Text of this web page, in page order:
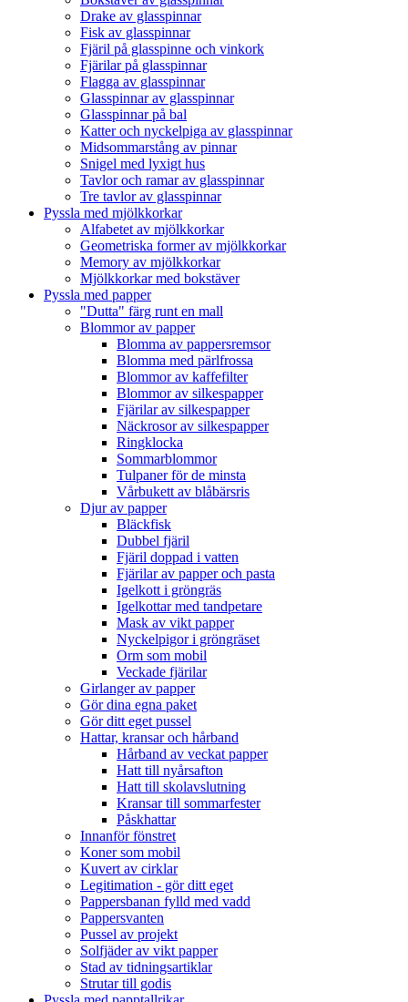
Drake av glasspinnar
Fisk av glasspinnar
Fjäril på glasspinne och vinkork
Fjärilar på glasspinnar
Flagga av glasspinnar
Glasspinnar av glasspinnar
Glasspinnar på bal
Katter och nyckelpiga av glasspinnar
Midsommarstång av pinnar
Snigel med lyxigt hus
Tavlor och ramar av glasspinnar
Tre tavlor av glasspinnar
Pyssla med mjölkkorkar
Alfabetet av mjölkkorkar
Geometriska former av mjölkkorkar
Memory av mjölkkorkar
Mjölkkorkar med bokstäver
Pyssla med papper
"Dutta" färg runt en mall
Blommor av papper
Blomma av pappersremsor
Blomma med pärlfrossa
Blommor av kaffefilter
Blommor av silkespapper
Fjärilar av silkespapper
Näckrosor av silkespapper
Ringklocka
Sommarblommor
Tulpaner för de minsta
Vårbukett av blåbärsris
Djur av papper
Bläckfisk
Dubbel fjäril
Fjäril doppad i vatten
Fjärilar av papper och pasta
Igelkott i gröngräs
Igelkottar med tandpetare
Mask av vikt papper
Nyckelpigor i gröngräset
Orm som mobil
Veckade fjärilar
Girlanger av papper
Gör dina egna paket
Gör ditt eget pussel
Hattar, kransar och hårband
Hårband av veckat papper
Hatt till nyårsafton
Hatt till skolavslutning
Kransar till sommarfester
Påskhattar
Innanför fönstret
Koner som mobil
Kuvert av cirklar
Legitimation - gör ditt eget
Pappersbanan fylld med vadd
Pappersvanten
Pussel av projekt
Solfjäder av vikt papper
Stad av tidningsartiklar
Strutar till godis